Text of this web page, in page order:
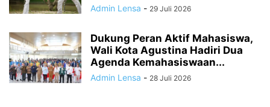
Admin Lensa - 29 Juli 2026
Dukung Peran Aktif Mahasiswa,
Wali Kota Agustina Hadiri Dua
Agenda Kemahasiswaan...
Admin Lensa - 28 Juli 2026